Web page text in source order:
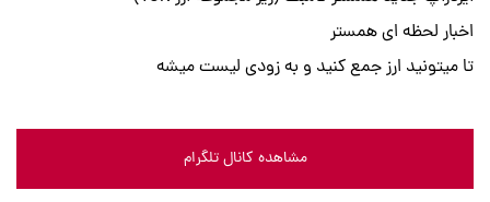
اخبار لحظه ای همستر
تا میتونید ارز جمع کنید و به زودی لیست میشه
مشاهده کانال تلگرام